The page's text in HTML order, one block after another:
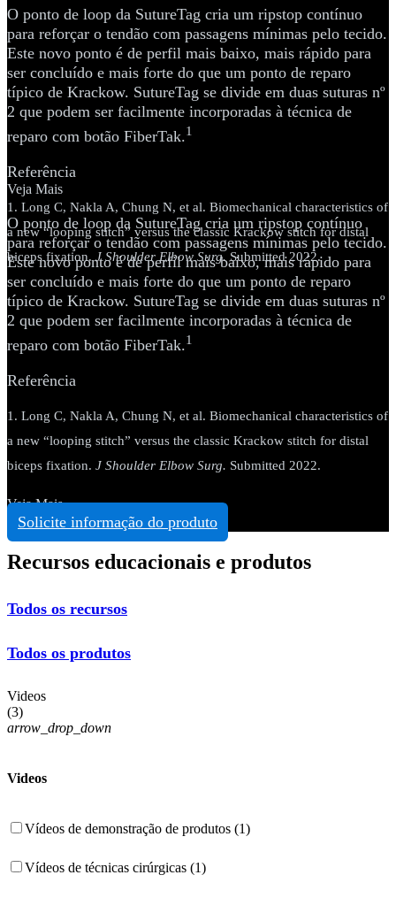
O ponto de loop da SutureTag cria um ripstop contínuo
para reforçar o tendão com passagens mínimas pelo tecido.
Este novo ponto é de perfil mais baixo, mais rápido para
ser concluído e mais forte do que um ponto de reparo
típico de Krackow. SutureTag se divide em duas suturas nº
2 que podem ser facilmente incorporadas à técnica de
reparo com botão FiberTak.1
Referência
1. Long C, Nakla A, Chung N, et al. Biomechanical characteristics of
a new “looping stitch” versus the classic Krackow stitch for distal
biceps fixation. J Shoulder Elbow Surg. Submitted 2022.
Veja Mais
O ponto de loop da SutureTag cria um ripstop contínuo
para reforçar o tendão com passagens mínimas pelo tecido.
Este novo ponto é de perfil mais baixo, mais rápido para
ser concluído e mais forte do que um ponto de reparo
típico de Krackow. SutureTag se divide em duas suturas nº
2 que podem ser facilmente incorporadas à técnica de
reparo com botão FiberTak.1
Referência
1. Long C, Nakla A, Chung N, et al. Biomechanical characteristics of
a new “looping stitch” versus the classic Krackow stitch for distal
biceps fixation. J Shoulder Elbow Surg. Submitted 2022.
Veja Mais
Solicite informação do produto
Recursos educacionais e produtos
Todos os recursos
Todos os produtos
Videos
(3)
arrow_drop_down
Videos
Vídeos de demonstração de produtos (1)
Vídeos de técnicas cirúrgicas (1)